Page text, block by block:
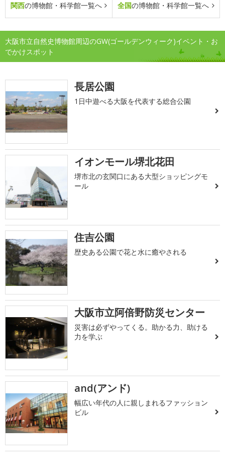
関西の博物館・科学館一覧へ 全国の博物館・科学館一覧へ
大阪市立自然史博物館周辺のGW(ゴールデンウィーク)イベント・お
でかけスポット
長居公園
1日中遊べる大阪を代表する総合公園
イオンモール堺北花田
堺市北の玄関口にある大型ショッピングモ
ール
住吉公園
歴史ある公園で花と水に癒やされる
大阪市立阿倍野防災センター
災害は必ずやってくる。助かる力、助ける
力を学ぶ
and(アンド)
幅広い年代の人に親しまれるファッション
ビル